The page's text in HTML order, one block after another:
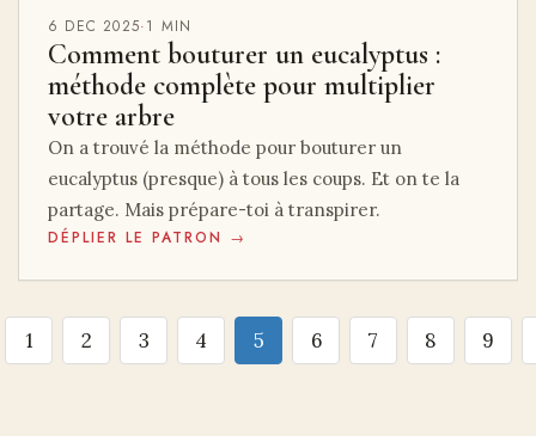
6 DEC 2025·1 MIN
Comment bouturer un eucalyptus :
méthode complète pour multiplier
votre arbre
On a trouvé la méthode pour bouturer un
eucalyptus (presque) à tous les coups. Et on te la
partage. Mais prépare-toi à transpirer.
DÉPLIER LE PATRON →
1 2 3 4 5 6 7 8 9